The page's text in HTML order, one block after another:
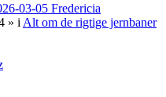
03-05 Fredericia
» i Alt om de rigtige jernbaner